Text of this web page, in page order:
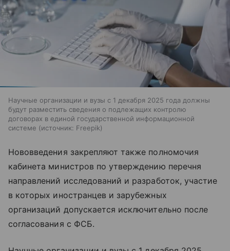
Научные организации и вузы с 1 декабря 2025 года должны
будут разместить сведения о подлежащих контролю
договорах в единой государственной информационной
системе
источник: Freepik
Нововведения закрепляют также полномочия
кабинета министров по утверждению перечня
направлений исследований и разработок, участие
в которых иностранцев и зарубежных
организаций допускается исключительно после
согласования с ФСБ.